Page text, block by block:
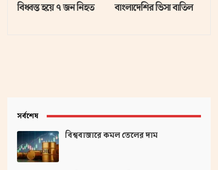
বিধ্বস্ত হয়ে ৭ জন নিহত
বাংলাদেশির ভিসা বাতিল
সর্বশেষ
বিশ্ববাজারে কমল তেলের দাম